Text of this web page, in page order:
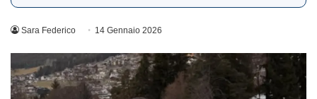
Sara Federico 14 Gennaio 2026